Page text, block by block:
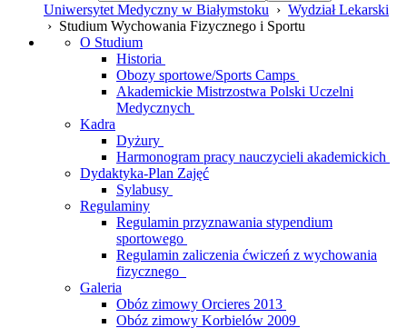
Uniwersytet Medyczny w Białymstoku › Wydział Lekarski
› Studium Wychowania Fizycznego i Sportu
O Studium
Historia
Obozy sportowe/Sports Camps
Akademickie Mistrzostwa Polski Uczelni
Medycznych
Kadra
Dyżury
Harmonogram pracy nauczycieli akademickich
Dydaktyka-Plan Zajęć
Sylabusy
Regulaminy
Regulamin przyznawania stypendium
sportowego
Regulamin zaliczenia ćwiczeń z wychowania
fizycznego
Galeria
Obóz zimowy Orcieres 2013
Obóz zimowy Korbielów 2009